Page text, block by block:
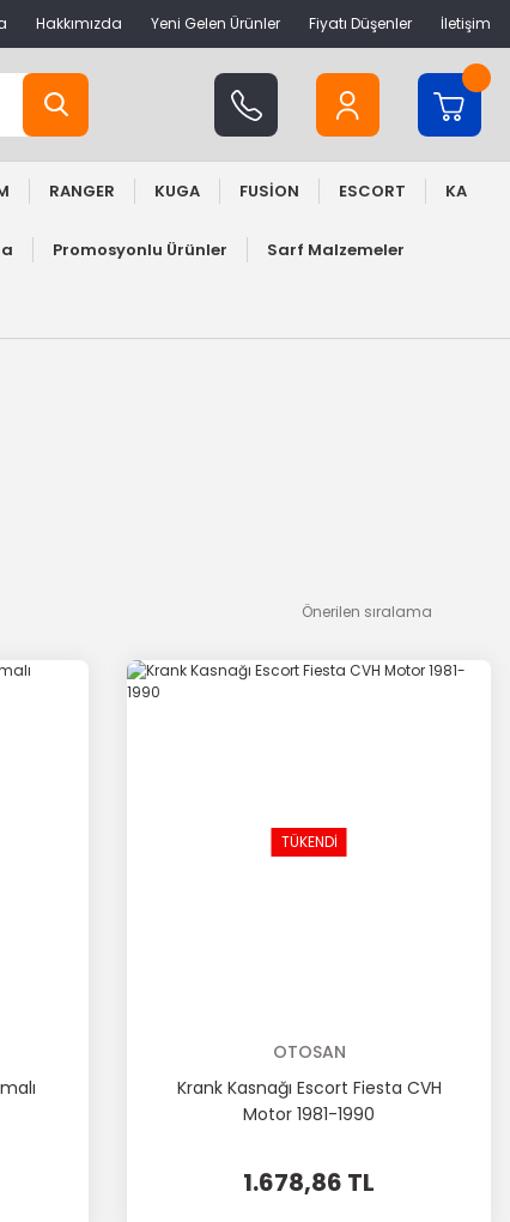
Hakkımızda Yeni Gelen Ürünler Fiyatı Düşenler İletişim
RANGER KUGA FUSİON ESCORT KA
Promosyonlu Ürünler Sarf Malzemeler
TÜKENDİ
OTOSAN
Krank Kasnağı Escort Fiesta CVH
Motor 1981-1990
1.678,86 TL